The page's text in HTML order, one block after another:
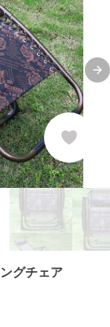
グチェア